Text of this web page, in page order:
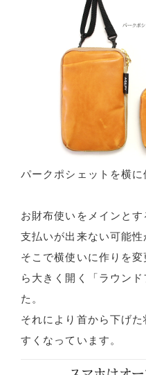
パークポシェットを横に
お財布使いをメインと
支払いが出来ない可能性
そこで横使いに作りを
ら大きく開く「ラウン
た。
それにより首から下げ
すくなっています。